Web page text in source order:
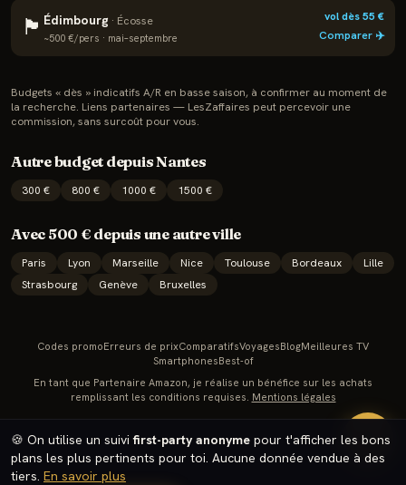
🏴 Édimbourg · Écosse
~500 €/pers · mai–septembre
vol dès55 €
Comparer ✈️
Budgets « dès » indicatifs A/R en basse saison, à confirmer au moment de
la recherche. Liens partenaires — LesZaffaires peut percevoir une
commission, sans surcoût pour vous.
Autre budget depuisNantes
300 € 800 € 1000 € 1500 €
Avec 500 € depuis une autre ville
Paris Lyon Marseille Nice Toulouse Bordeaux
Lille
Strasbourg
Genève Bruxelles
🔥
🍪 On utilise un suivifirst-party anonyme pour t'afficher les bons
plans les plus pertinents pour toi. Aucune donnée vendue à des
tiers. En savoir plus
Codes promoErreurs de prixComparatifsVoyagesBlogMeilleures TV
SmartphonesBest-of
En tant que Partenaire Amazon, je réalise un bénéfice sur les achats
remplissant les conditions requises. Mentions légales